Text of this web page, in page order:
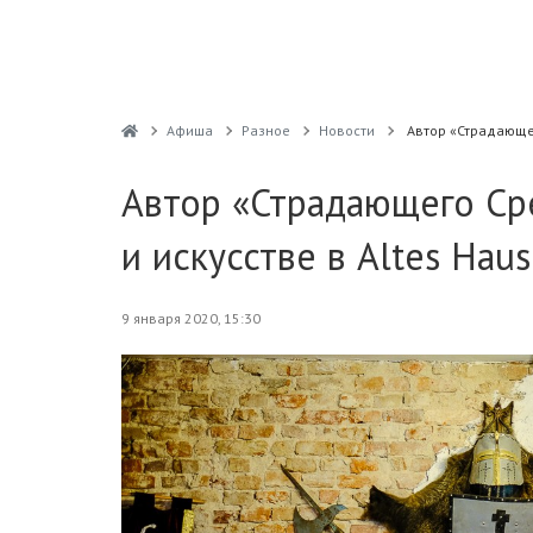
Афиша Разное Новости Автор
Автор «Страдающего
и искусстве в Altes Haus
9 января 2020, 15:30